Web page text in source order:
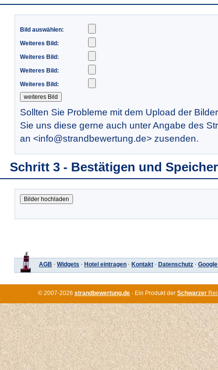
Bild auswählen:
Weiteres Bild:
Weiteres Bild:
Weiteres Bild:
Weiteres Bild:
Sollten Sie Probleme mit dem Upload der
Sie uns diese gerne auch unter Angabe des
an <info@strandbewertung.de> zusenden.
Schritt 3 - Bestätigen und
AGB · Widgets · Hotel eintragen · Kontakt · Datenschutz ·
© 2007-2026 strandbewertung.de · Ein Produkt der Schwarzer